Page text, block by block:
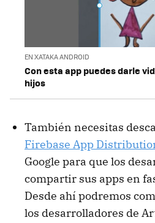
EN XATAKA ANDROID
Con esta app puedes darle
hijos
También necesitas
Firebase App
Google para que los
compartir sus apps en
Desde ahí podremos
los desarrolladores de